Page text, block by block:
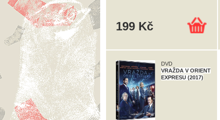
199 Kč
DVD
VRAŽDA V ORIENT
EXPRESU (2017)